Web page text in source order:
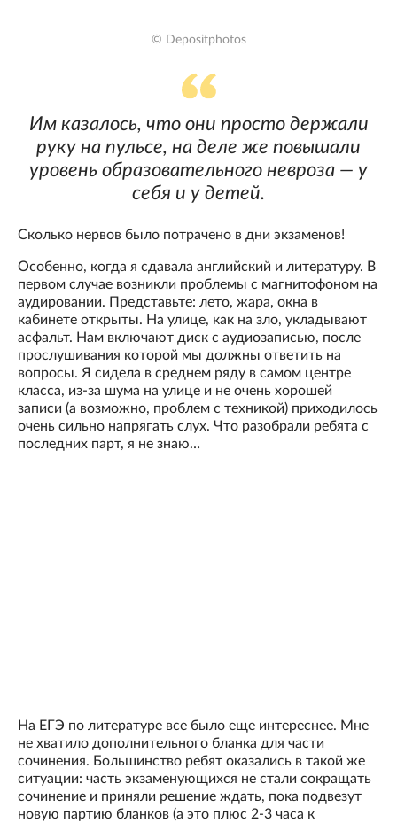
© Depositphotos
Им казалось, что они просто держали
руку на пульсе, на деле же повышали
уровень образовательного невроза — у
себя и у детей.
Сколько нервов было потрачено в дни экзаменов!
Особенно, когда я сдавала английский и литературу. В
первом случае возникли проблемы с магнитофоном на
аудировании. Представьте: лето, жара, окна в
кабинете открыты. На улице, как на зло, укладывают
асфальт. Нам включают диск с аудиозаписью, после
прослушивания которой мы должны ответить на
вопросы. Я сидела в среднем ряду в самом центре
класса, из-за шума на улице и не очень хорошей
записи (а возможно, проблем с техникой) приходилось
очень сильно напрягать слух. Что разобрали ребята с
последних парт, я не знаю…
На ЕГЭ по литературе все было еще интереснее. Мне
не хватило дополнительного бланка для части
сочинения. Большинство ребят оказались в такой же
ситуации: часть экзаменующихся не стали сокращать
сочинение и приняли решение ждать, пока подвезут
новую партию бланков (а это плюс 2-3 часа к